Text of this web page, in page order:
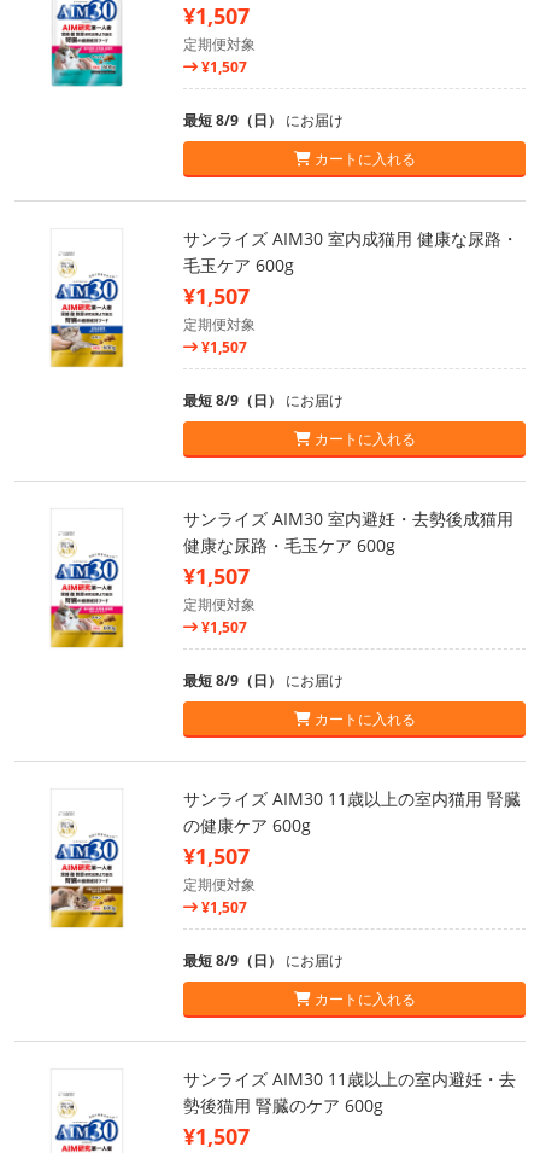
¥1,507
定期便対象
¥1,507
最短 8/9（日） にお届け
カートに入れる
サンライズ AIM30 室内成猫用 健康な尿路・
毛玉ケア 600g
¥1,507
定期便対象
¥1,507
最短 8/9（日） にお届け
カートに入れる
サンライズ AIM30 室内避妊・去勢後成猫用
健康な尿路・毛玉ケア 600g
¥1,507
定期便対象
¥1,507
最短 8/9（日） にお届け
カートに入れる
サンライズ AIM30 11歳以上の室内猫用 腎臓
の健康ケア 600g
¥1,507
定期便対象
¥1,507
最短 8/9（日） にお届け
カートに入れる
サンライズ AIM30 11歳以上の室内避妊・去
勢後猫用 腎臓のケア 600g
¥1,507